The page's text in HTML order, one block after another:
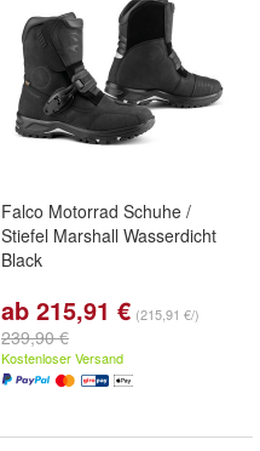
Falco Motorrad Schuhe /
Stiefel Marshall Wasserdicht
Black
ab 215,91 € (215,91 €/)
239,90 €
Kostenloser Versand